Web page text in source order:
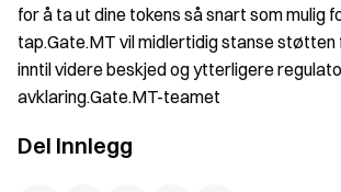
for å ta ut dine tokens så snart som mulig
tap.Gate.MT vil midlertidig stanse støtten
inntil videre beskjed og ytterligere
avklaring.Gate.MT-teamet
Del Innlegg